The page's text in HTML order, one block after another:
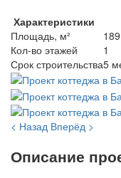
Характеристики
Площадь, м²
189
Кол-во этажей
1
Срок строительства5
< Назад Вперёд >
Описание